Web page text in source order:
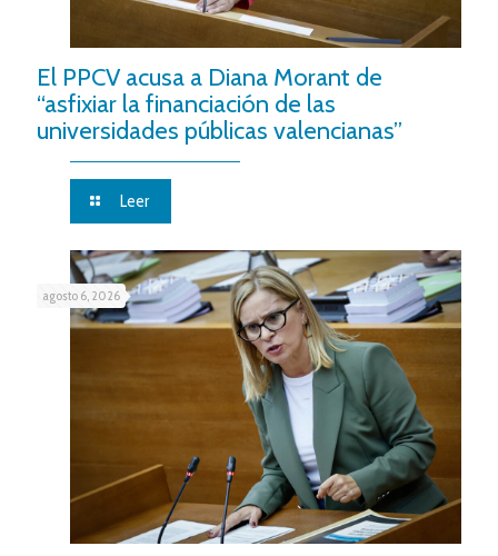
El PPCV acusa a Diana Morant de
“asfixiar la financiación de las
universidades públicas valencianas”
Leer
agosto 6, 2026